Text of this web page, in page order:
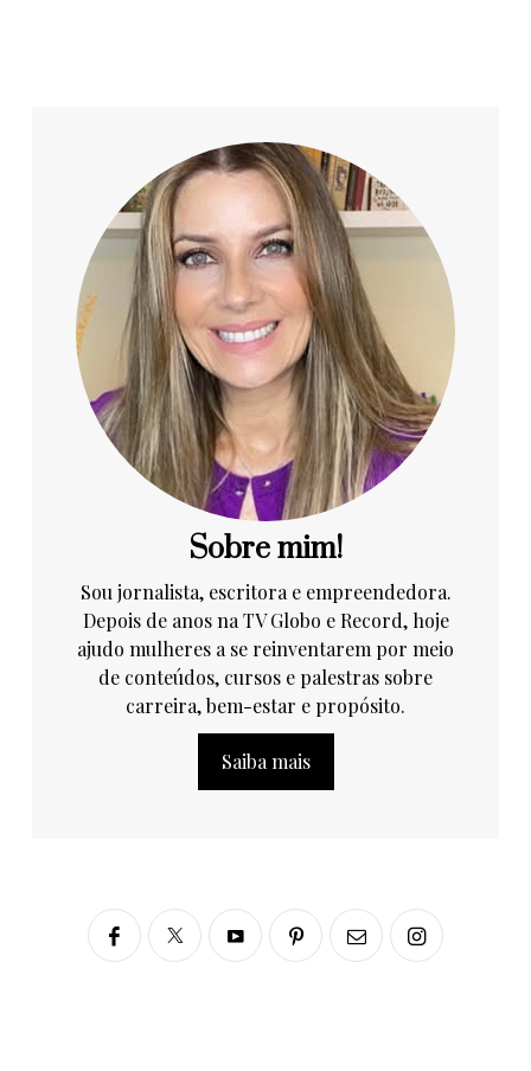
Sobre mim!
Sou jornalista, escritora e empreendedora.
Depois de anos na TV Globo e Record, hoje
ajudo mulheres a se reinventarem por meio
de conteúdos, cursos e palestras sobre
carreira, bem-estar e propósito.
Saiba mais